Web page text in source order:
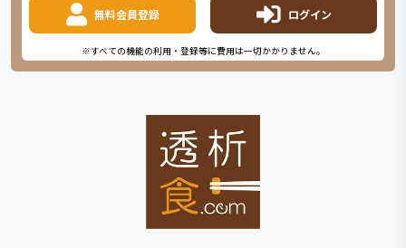
無料会員登録 ログイン
※すべての機能の利用・登録等に費用は一切かかりません。